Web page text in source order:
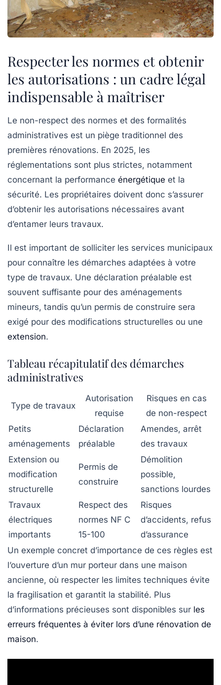
Respecter les normes et obtenir
les autorisations : un cadre légal
indispensable à maîtriser
Le non-respect des normes et des formalités
administratives est un piège traditionnel des
premières rénovations. En 2025, les
réglementations sont plus strictes, notamment
concernant la performance énergétique et la
sécurité. Les propriétaires doivent donc s’assurer
d’obtenir les autorisations nécessaires avant
d’entamer leurs travaux.
Il est important de solliciter les services municipaux
pour connaître les démarches adaptées à votre
type de travaux. Une déclaration préalable est
souvent suffisante pour des aménagements
mineurs, tandis qu’un permis de construire sera
exigé pour des modifications structurelles ou une
extension.
Tableau récapitulatif des démarches
administratives
Type de travaux
Autorisation
requise
Risques en cas
de non-respect
Petits
aménagements
Déclaration
préalable
Amendes, arrêt
des travaux
Extension ou
modification
structurelle
Permis de
construire
Démolition
possible,
sanctions lourdes
Travaux
électriques
importants
Respect des
normes NF C
15-100
Risques
d’accidents, refus
d’assurance
Un exemple concret d’importance de ces règles est
l’ouverture d’un mur porteur dans une maison
ancienne, où respecter les limites techniques évite
la fragilisation et garantit la stabilité. Plus
d’informations précieuses sont disponibles sur les
erreurs fréquentes à éviter lors d’une rénovation de
maison.